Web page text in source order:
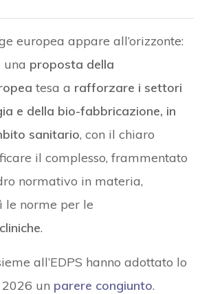
europea appare all’orizzonte:
proposta della
tesa a rafforzare i settori
e della bio-fabbricazione, in
sanitario, con il chiaro
il complesso, frammentato
normativo in materia,
le norme per le
.
all’EDPS hanno adottato lo
un parere congiunto.